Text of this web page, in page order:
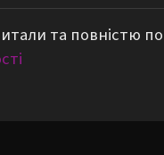
та повністю